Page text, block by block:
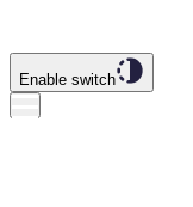
Enable switch